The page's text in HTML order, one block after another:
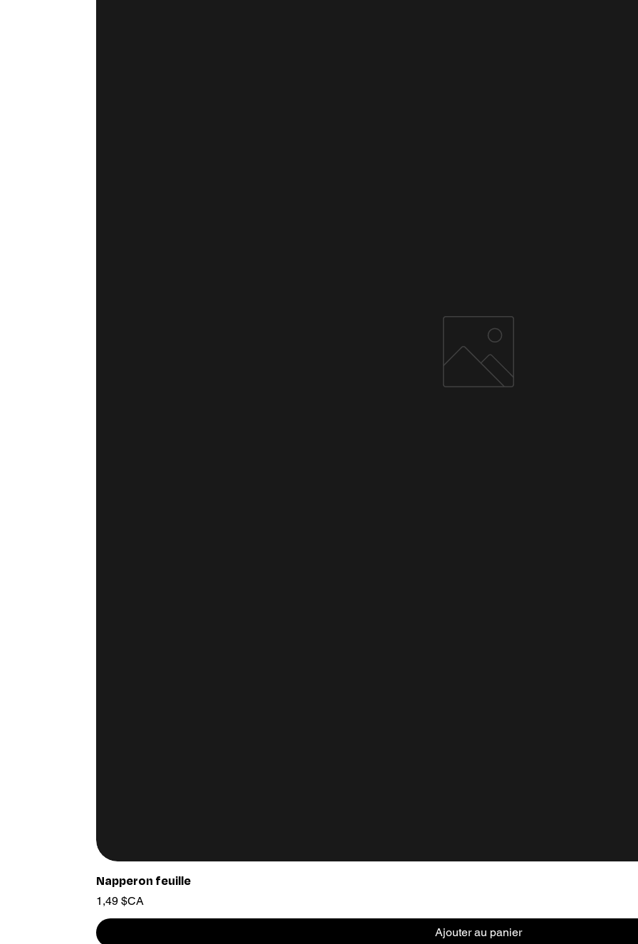
Napperon feuille
Prix
1,49 $CA
Ajouter au panier